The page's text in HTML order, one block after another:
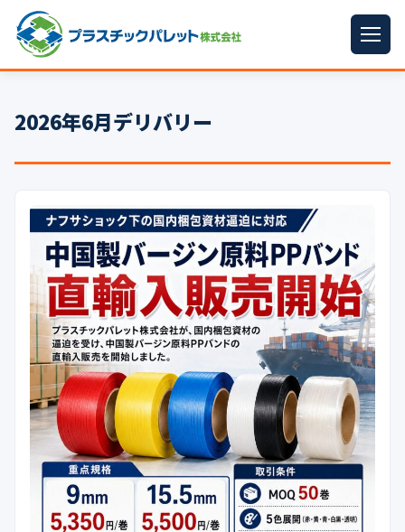
パレットサイズ
プラパレット ▼
コンテナ
中古パレット
再生原料 ▼
梱包資材 ▼
イラン情勢まとめ ▼
公式ブログ
会社案内
🇺🇸🇰🇷🇹🇼🇻🇳
2026年6月デリバリー